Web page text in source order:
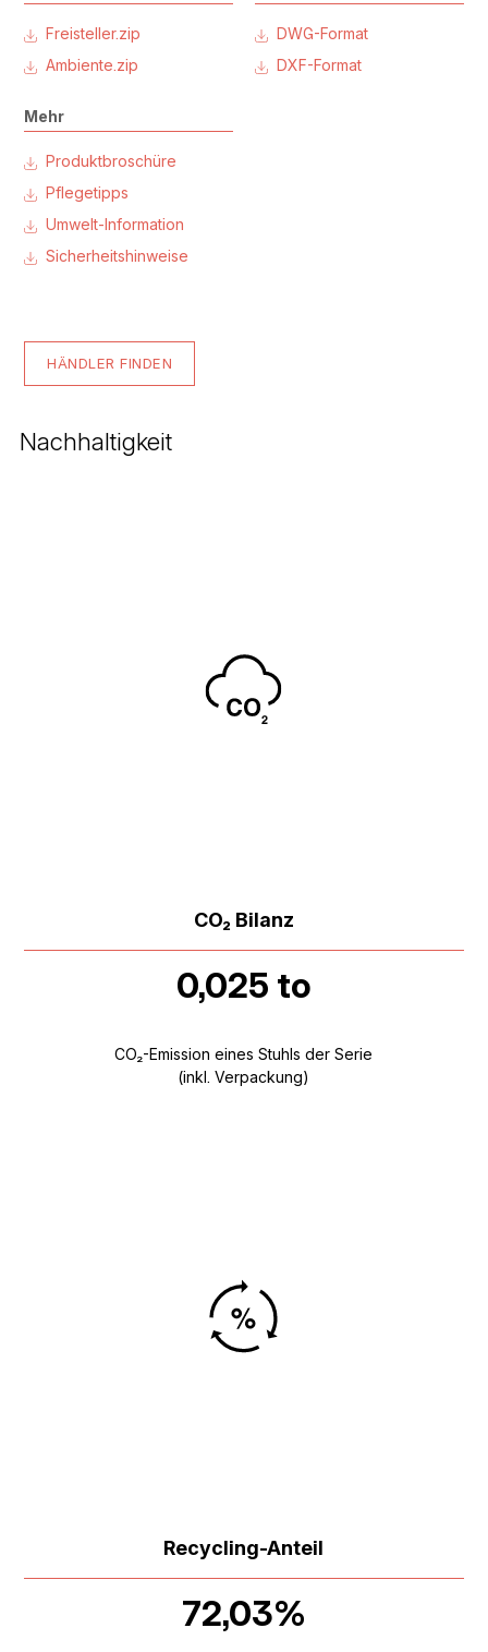
Freisteller.zip
Ambiente.zip
DWG-Format
DXF-Format
Mehr
Produktbroschüre
Pflegetipps
Umwelt-Information
Sicherheitshinweise
HÄNDLER FINDEN
Nachhaltigkeit
CO₂ Bilanz
0,025 to
CO₂-Emission eines Stuhls der Serie
(inkl. Verpackung)
Recycling-Anteil
72,03%